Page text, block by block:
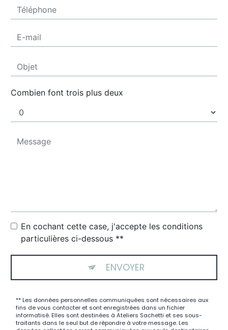
Combien font trois plus deux
En cochant cette case, j'accepte les conditions
particulières ci-dessous **
ENVOYER
** Les données personnelles communiquées sont nécessaires aux
fins de vous contacter et sont enregistrées dans un fichier
informatisé. Elles sont destinées à Ateliers Sachetti et ses sous-
traitants dans le seul but de répondre à votre message. Les